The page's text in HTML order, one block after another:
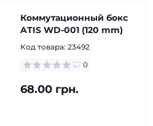
Коммутационный бокс
ATIS WD-001 (120 mm)
Код товара: 23492
0
68.00 грн.